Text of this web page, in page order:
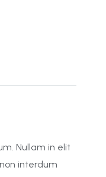
Nullam in elit
interdum